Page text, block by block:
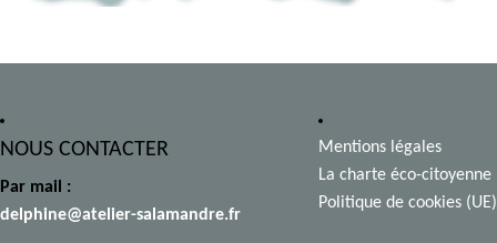
NOUS CONTACTER
Par mail :
delphine@atelier-salamandre.fr
Mentions légales
La charte éco-citoyenne
Politique de cookies (UE)